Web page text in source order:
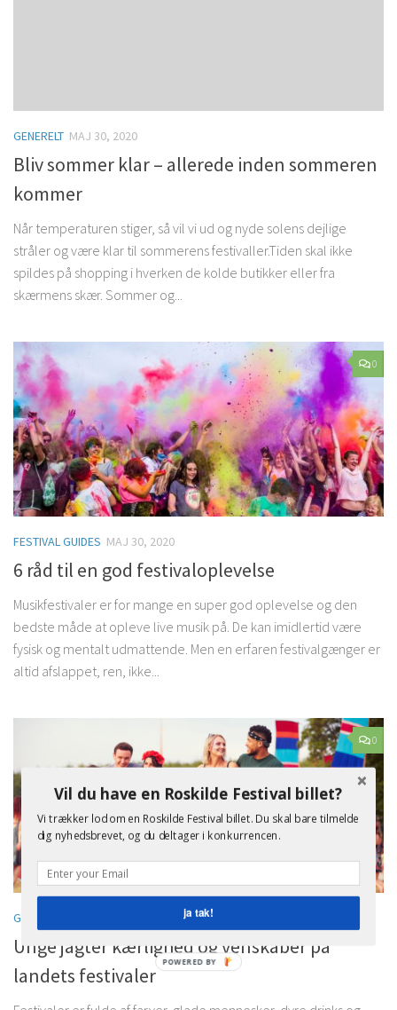
GENERELT MAJ 30, 2020
Bliv sommer klar – allerede inden sommeren
kommer
Når temperaturen stiger, så vil vi ud og nyde solens dejlige
stråler og være klar til sommerens festivaller.Tiden skal ikke
spildes på shopping i hverken de kolde butikker eller fra
skærmens skær. Sommer og...
0
FESTIVAL GUIDES MAJ 30, 2020
6 råd til en god festivaloplevelse
Musikfestivaler er for mange en super god oplevelse og den
bedste måde at opleve live musik på. De kan imidlertid være
fysisk og mentalt udmattende. Men en erfaren festivalgænger er
altid afslappet, ren, ikke...
0
GENERELT
Unge jagter kærlighed og venskaber på
landets festivaler
Vil du have en Roskilde Festival billet?
Vi trækker lod om en Roskilde Festival billet. Du skal bare tilmelde
dig nyhedsbrevet, og du deltager i konkurrencen.
ja tak!